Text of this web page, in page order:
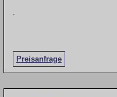
Preisanfrage
.